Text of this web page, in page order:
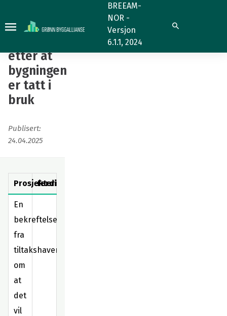
05
Evaluering
etter
at
bygningen
er
tatt
bruk
BREEAM-
NOR -
Versjon
6.1.1, 2024
Søk
Man 05
etter at
bygningen
er tatt i
bruk
Publisert:
24.04.2025
Prosjekteringsfase
Ferdigstillelse
En
bekreftelse/forpliktelse
fra
tiltakshaver
om
at
det
vil